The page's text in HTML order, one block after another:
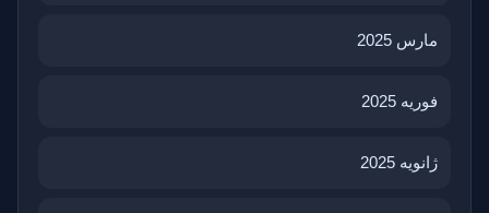
مارس 2025
فوریه 2025
ژانویه 2025